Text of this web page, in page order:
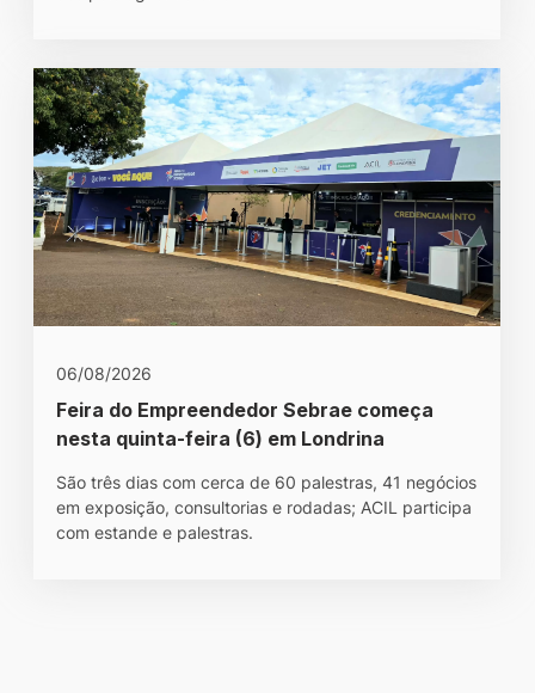
06/08/2026
Feira do Empreendedor Sebrae começa
nesta quinta-feira (6) em Londrina
São três dias com cerca de 60 palestras, 41 negócios
em exposição, consultorias e rodadas; ACIL participa
com estande e palestras.